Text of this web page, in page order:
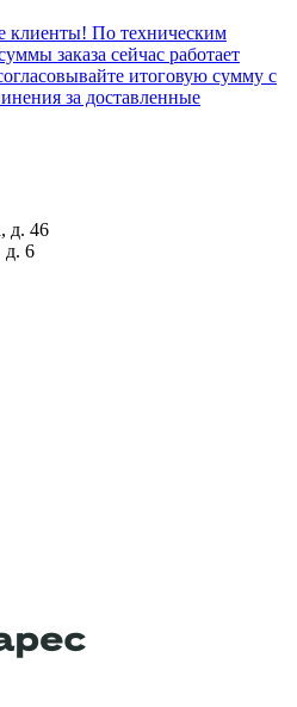
клиенты! По техническим
заказа сейчас работает
итоговую сумму с
за доставленные
д. 46
д. 6